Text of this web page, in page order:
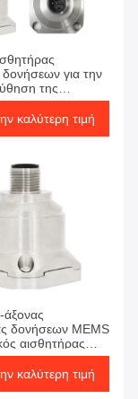
δονήσεων για την
της
αιολικής
καλύτερη τιμή
δονήσεων MEMS
αισθητήρας
δονήσεων
καλύτερη τιμή